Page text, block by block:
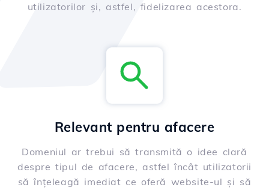
utilizatorilor și, astfel, fidelizarea acestora.
Relevant pentru afacere
Domeniul ar trebui să transmită o idee clară
despre tipul de afacere, astfel încât utilizatorii
să înțeleagă imediat ce oferă website-ul și să